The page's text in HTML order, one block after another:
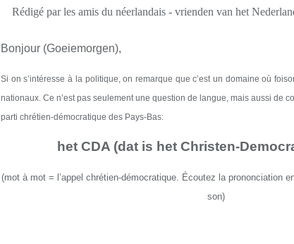
Rédigé par les amis du néerlandais - vrienden van het
Bonjour (Goeiemorgen),
Si on s’intéresse à la politique, on remarque que c’est un domaine où
nationaux. Ce n’est pas seulement une question de langue, mais aussi de
parti chrétien-démocratique des Pays-Bas:
het CDA (dat is het Christen-
(mot à mot = l’appel chrétien-démocratique. Écoutez la prononciation
son)